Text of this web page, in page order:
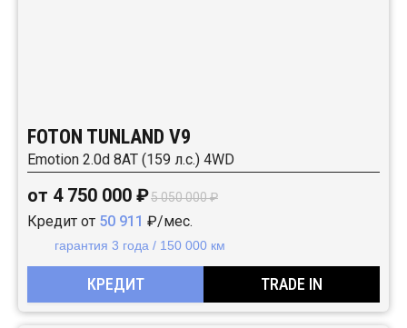
FOTON TUNLAND V9
Emotion 2.0d 8AT (159 л.с.) 4WD
от 4 750 000 ₽5 050 000 ₽
Кредит от 50 911 ₽/мес.
гарантия 3 года / 150 000 км
КРЕДИТ TRADE IN